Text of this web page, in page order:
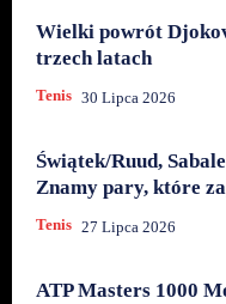
Wielki powrót
trzech latach
Tenis 30 Lipca 2026
Świątek/Ruud,
Znamy pary, które
Tenis 27 Lipca 2026
ATP Masters 1000